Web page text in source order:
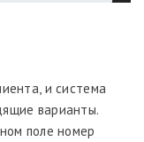
и система
варианты.
поле номер